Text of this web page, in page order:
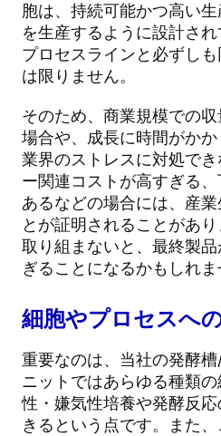
胞は、持続可能かつ高い
を生産するように設計さ
プロセスラインと必ずし
は限りません。
そのため、商業規模での
場合や、成長に時間がか
業界のストレスに対処で
ー関連コストが高すぎる
あるなどの場合には、産
とが証明されることがあ
取り組まないと、最終製
ぎることになるかもしれま
細胞やプロセスへ
重要なのは、当社の発酵
ニットではあらゆる種類
性・嫌気性培養や発酵反
きるという点です。また